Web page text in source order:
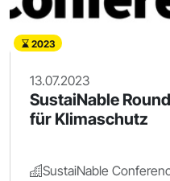
2023
13.07.2023
SustaiNable
für Klimaschutz
SustaiNable